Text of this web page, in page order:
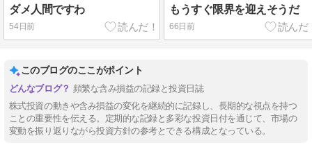
ダメ人間ですわ
54日前
もうすぐ限界を迎えそうだ
66日前
このブログのここがポイント
頻繁な含み損益の記録と投資日誌
株式投資の動きや含み損益の変化を継続的に記録し、長期的な視点を持つ
ことの重要性を伝える。定期的な記録と多彩な投資日付を通じて、市場の
変動を振り返りながら投資方針の参考とできる構成となっている。